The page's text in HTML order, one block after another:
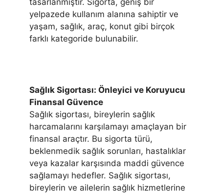
yelpazede kullanım alanına sahiptir ve
yaşam, sağlık, araç, konut gibi birçok
farklı kategoride bulunabilir.
Sağlık Sigortası: Önleyici ve Koruyucu
Finansal Güvence
Sağlık sigortası, bireylerin sağlık
harcamalarını karşılamayı amaçlayan bir
finansal araçtır. Bu sigorta türü,
beklenmedik sağlık sorunları, hastalıklar
veya kazalar karşısında maddi güvence
sağlamayı hedefler. Sağlık sigortası,
bireylerin ve ailelerin sağlık hizmetlerine